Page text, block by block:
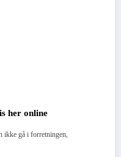
her online
ikke gå i forretningen,